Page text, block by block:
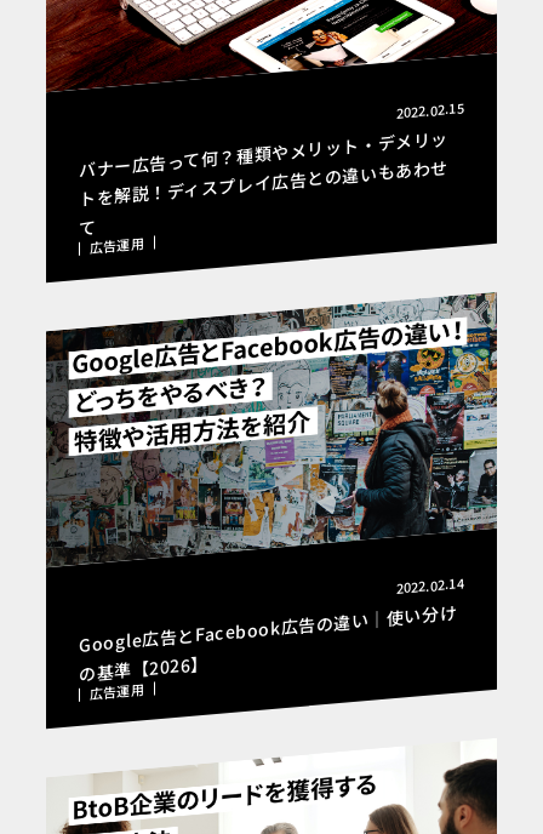
2022.02.15
バナー広告って何？種類やメリット・デメリッ
トを解説！ディスプレイ広告との違いもあわせ
て
広告運用
2022.02.14
Google広告とFacebook広告の違い｜使い分け
の基準【2026】
広告運用